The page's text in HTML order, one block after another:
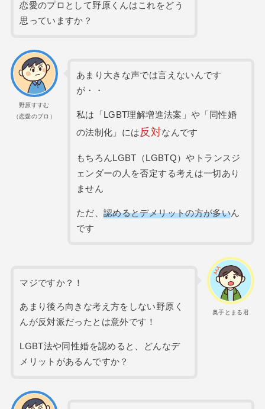
恋愛のプロとして野原くんはこれをどう
思っていますか？
野原すすむ
（恋愛のプロ）
あまり大きな声では言えないんです
が・・
私は「LGBT理解増進法案」や「同性婚
の法制化」には反対なんです
もちろんLGBT（LGBTQ）やトランスジ
ェンダーの人を否定する考えは一切あり
ません
ただ、 認めるとデメリットの方が多いん
です
奥手とまる君
マジですか？！
あまり後ろ向きな考え方をしない野原く
んが反対派だったとは意外です！
LGBT法や同性婚を認めると、どんなデ
メリットがあるんですか？